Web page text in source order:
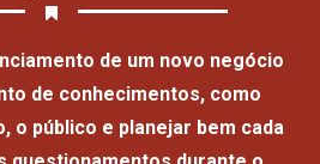
de um novo negócio
de conhecimentos, como
o público e planejar bem cada